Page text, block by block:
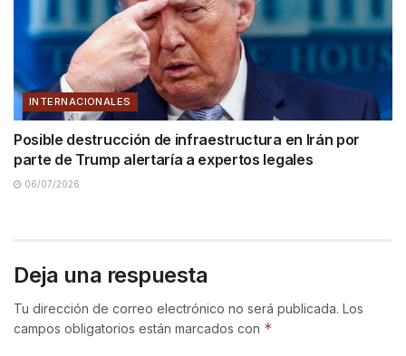
INTERNACIONALES
Posible destrucción de infraestructura en Irán por
parte de Trump alertaría a expertos legales
06/07/2026
Deja una respuesta
Tu dirección de correo electrónico no será publicada. Los
campos obligatorios están marcados con *